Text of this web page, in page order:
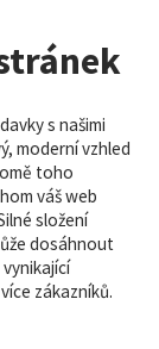
s našimi
moderní vzhled
toho
váš web
složení
dosáhnout
zákazníků.